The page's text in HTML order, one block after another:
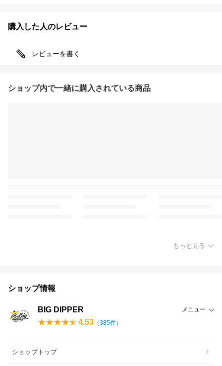
購入した人のレビュー
レビューを書く
ショップ内で一緒に購入されている商品
もっと見る
ショップ情報
BIG DIPPER メニュー
4.53 （385件）
ショップトップ